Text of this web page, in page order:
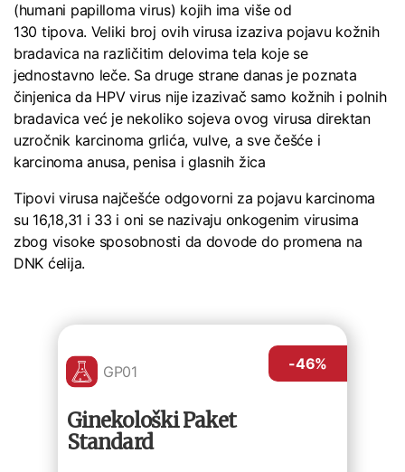
(humani papilloma virus) kojih ima više od
130 tipova. Veliki broj ovih virusa izaziva pojavu kožnih
bradavica na različitim delovima tela koje se
jednostavno leče. Sa druge strane danas je poznata
činjenica da HPV virus nije izazivač samo kožnih i polnih
bradavica već je nekoliko sojeva ovog virusa direktan
uzročnik karcinoma grlića, vulve, a sve češće i
karcinoma anusa, penisa i glasnih žica
Tipovi virusa najčešće odgovorni za pojavu karcinoma
su 16,18,31 i 33 i oni se nazivaju onkogenim virusima
zbog visoke sposobnosti da dovode do promena na
DNK ćelija.
GP01
Ginekološki Paket
Standard
-46%